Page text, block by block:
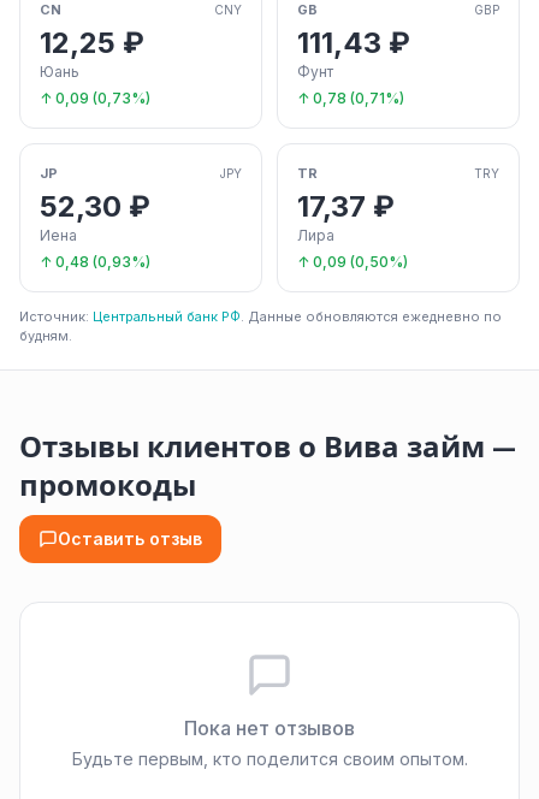
CN CNY
12,25 ₽
Юань
↑ 0,09 (0,73%)
GB GBP
111,43 ₽
Фунт
↑ 0,78 (0,71%)
JP JPY
52,30 ₽
Иена
↑ 0,48 (0,93%)
TR TRY
17,37 ₽
Лира
↑ 0,09 (0,50%)
Источник: Центральный банк РФ. Данные обновляются ежедневно по
будням.
Отзывы клиентов о Вива займ —
промокоды
Оставить отзыв
Пока нет отзывов
Будьте первым, кто поделится своим опытом.